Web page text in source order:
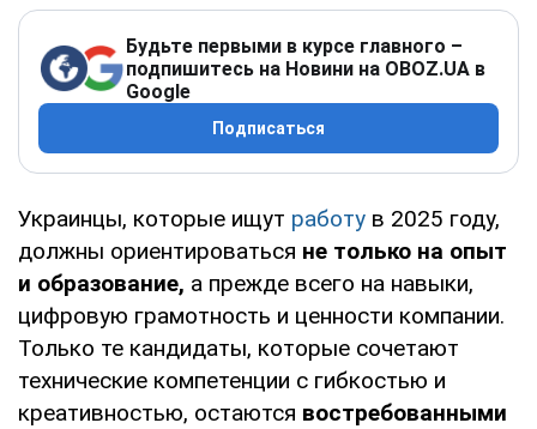
Будьте первыми в курсе главного –
подпишитесь на Новини на OBOZ.UA в
Google
Подписаться
Украинцы, которые ищут работу в 2025 году,
должны ориентироваться не только на опыт
и образование, а прежде всего на навыки,
цифровую грамотность и ценности компании.
Только те кандидаты, которые сочетают
технические компетенции с гибкостью и
креативностью, остаются востребованными